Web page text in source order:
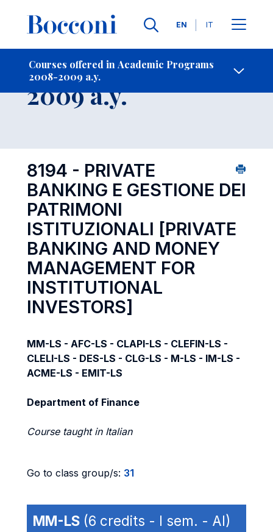
Languages
EN IT
Courses offered in Academic Programs
2008-2009 a.y.
- Contact Us
Course 2008-
2009 a.y.
8194 - PRIVATE
BANKING E GESTIONE DEI
PATRIMONI
ISTITUZIONALI [PRIVATE
BANKING AND MONEY
MANAGEMENT FOR
INSTITUTIONAL
INVESTORS]
MM-LS - AFC-LS - CLAPI-LS - CLEFIN-LS -
CLELI-LS - DES-LS - CLG-LS - M-LS - IM-LS -
ACME-LS - EMIT-LS
Department of Finance
Course taught in Italian
Go to class group/s: 31
MM-LS (6 credits - I sem. - AI)